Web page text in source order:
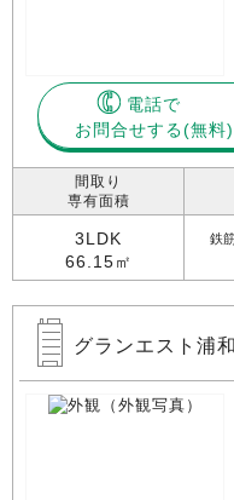
電話で
お問合せする
間取り
専有面積
3LDK
66.15㎡
鉄
グランエスト浦